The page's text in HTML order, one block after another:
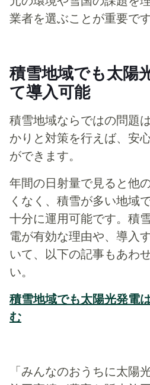
業者を選ぶことが重要です
積雪地域でも太陽
て導入可能
積雪地域ならではの問題
かりと対策を行えば、安
ができます。
年間の日射量で見ると他
くなく、積雪が多い地域
十分に運用可能です。積
電が有効な理由や、導入
いて、以下の記事もあわ
い。
積雪地域でも太陽光発電
む
「みんなのおうちに太陽